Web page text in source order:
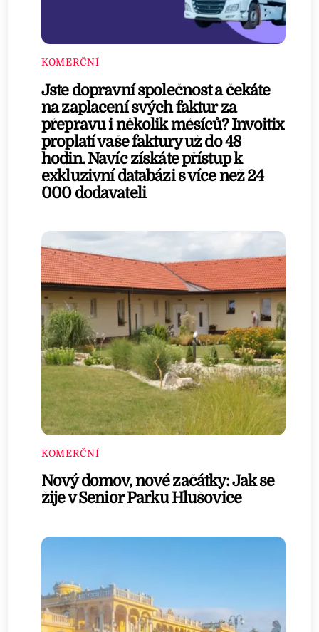
KOMERČNÍ
Jste dopravní společnost a čekáte
na zaplacení svých faktur za
přepravu i několik měsíců? Invoitix
proplatí vaše faktury už do 48
hodin. Navíc získáte přístup k
exkluzivní databázi s více než 24
000 dodavateli
KOMERČNÍ
Nový domov, nové začátky: Jak se
žije v Senior Parku Hlušovice